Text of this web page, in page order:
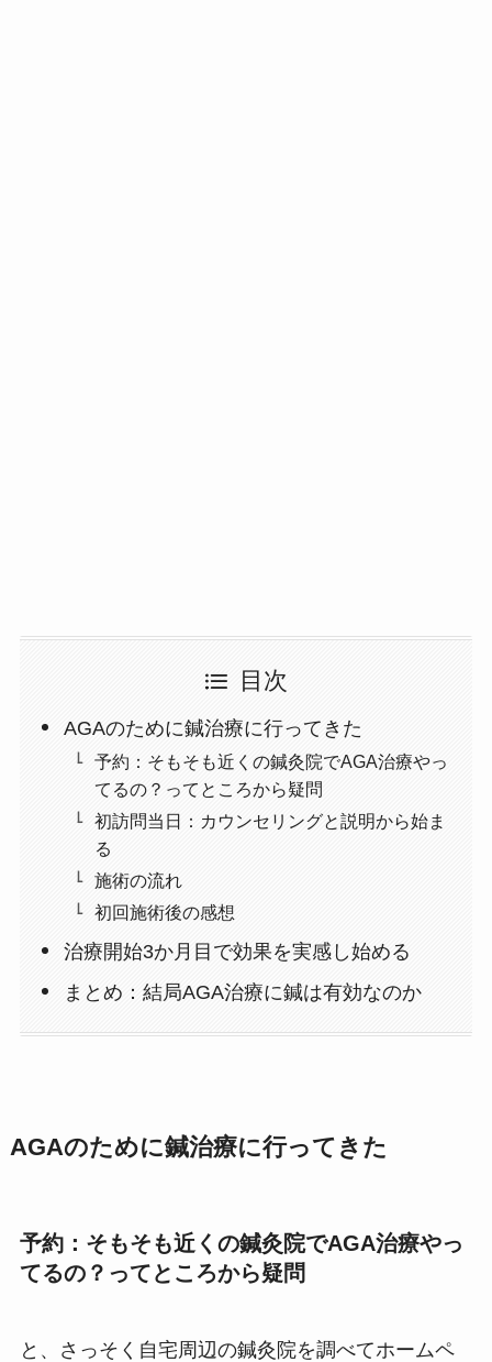
目次
AGAのために鍼治療に行ってきた
予約：そもそも近くの鍼灸院でAGA治療やっ
てるの？ってところから疑問
初訪問当日：カウンセリングと説明から始ま
る
施術の流れ
初回施術後の感想
治療開始3か月目で効果を実感し始める
まとめ：結局AGA治療に鍼は有効なのか
AGAのために鍼治療に行ってきた
予約：そもそも近くの鍼灸院でAGA治療やっ
てるの？ってところから疑問
と、さっそく自宅周辺の鍼灸院を調べてホームペ